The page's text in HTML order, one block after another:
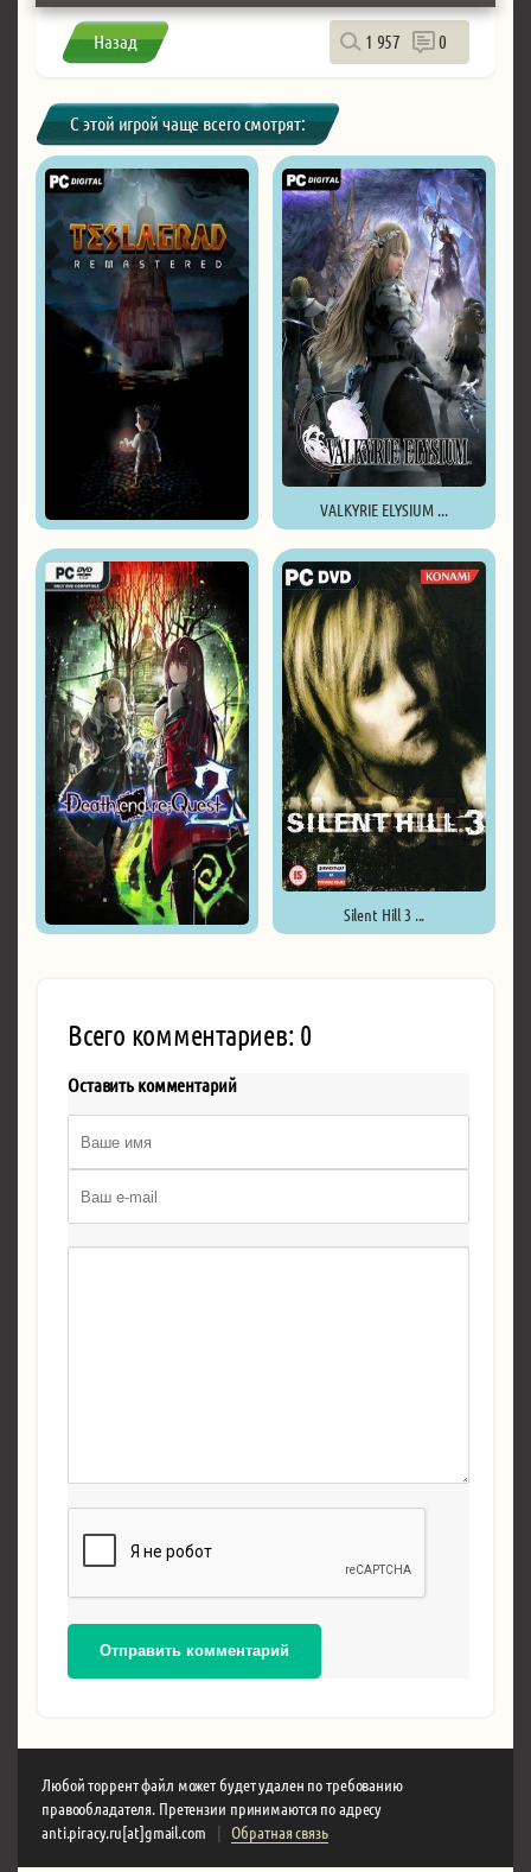
Назад 1 957 0
С этой игрой чаще всего смотрят:
VALKYRIE ELYSIUM ...
Silent Hill 3 ...
Всего комментариев: 0
Оставить комментарий
Отправить комментарий
Любой торрент файл может будет удален по требованию
правообладателя. Претензии принимаются по адресу
anti.piracy.ru[at]gmail.com
| Обратная связь